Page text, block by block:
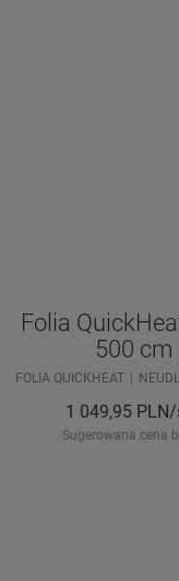
Folia
500 cm
FOLIA QUICKHEAT
1 049,95
Sugerowana cena